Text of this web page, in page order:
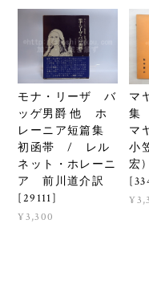
モナ・リーザ バ
ッゲ男爵 他 ホ
レーニア短篇集
初函帯 / レル
ネット・ホレーニ
ア 前川道介訳
[29111]
¥3,300
マ
集
マ
小
宏